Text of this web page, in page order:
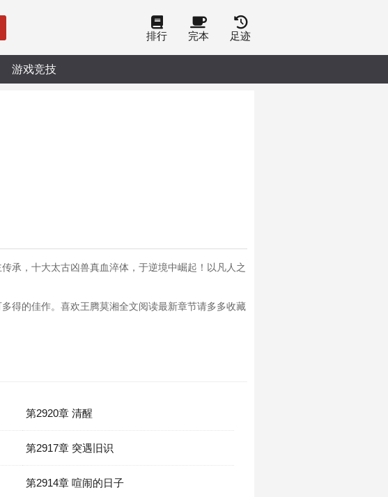
排行 完本 足迹
游戏竞技
承，十大太古凶兽真血淬体，于逆境中崛起！以凡人之
得的佳作。喜欢王腾莫湘全文阅读最新章节请多多收藏
第2920章 清醒
第2917章 突遇旧识
第2914章 喧闹的日子